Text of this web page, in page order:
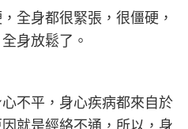
全身都很緊張，很僵硬，
身放鬆了。
不平，身心疾病都來自於
就是經絡不通，所以，身